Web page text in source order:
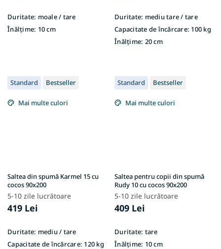
Duritate: moale / tare
Înălțime: 10 cm
Duritate: mediu tare / tare
Capacitate de încărcare: 100 kg
Înălțime: 20 cm
Standard Bestseller
Mai multe culori
Saltea din spumă Karmel 15 cu
cocos 90x200
5-10 zile lucrătoare
419 Lei
Duritate: mediu / tare
Capacitate de încărcare: 120 kg
Standard Bestseller
Mai multe culori
Saltea pentru copii din spumă
Rudy 10 cu cocos 90x200
5-10 zile lucrătoare
409 Lei
Duritate: tare
Înălțime: 10 cm